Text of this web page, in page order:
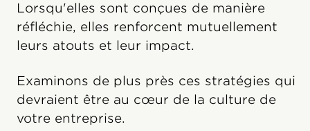
Lorsqu'elles sont conçues de manière
réfléchie, elles renforcent mutuellement
leurs atouts et leur impact.
Examinons de plus près ces stratégies qui
devraient être au cœur de la culture de
votre entreprise.